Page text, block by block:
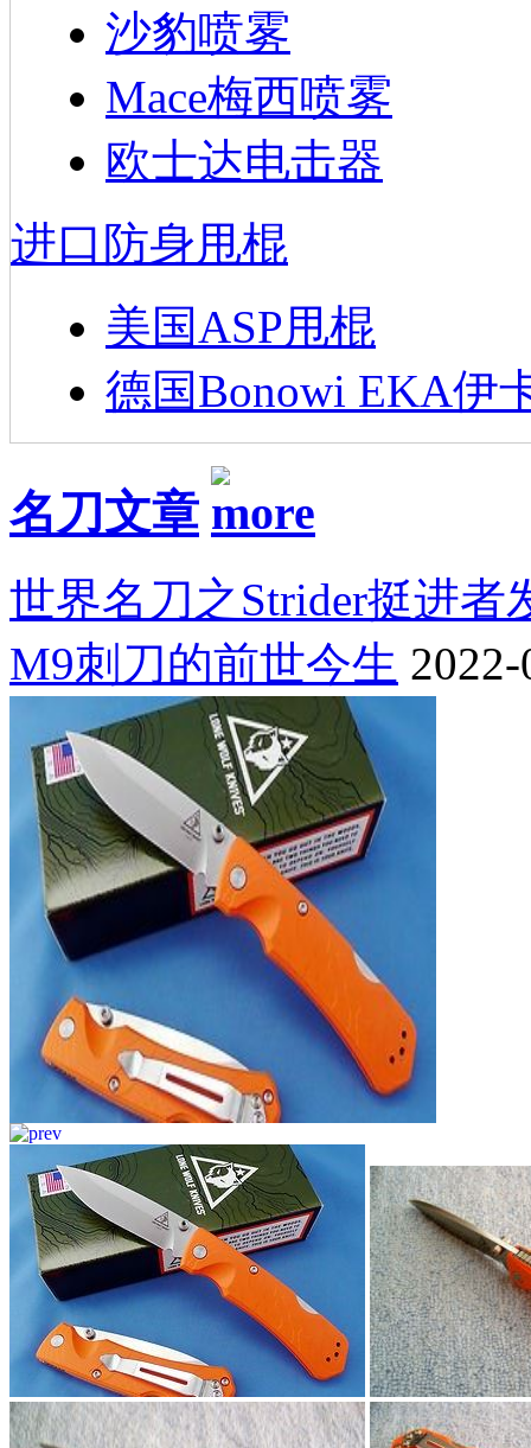
沙豹喷雾
Mace梅西喷雾
欧士达电击器
进口防身甩棍
美国ASP甩棍
德国Bonowi EKA伊
名刀文章
世界名刀之Strider挺进者
M9刺刀的前世今生